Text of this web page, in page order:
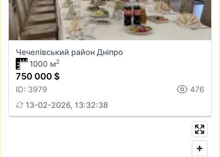
Чечелівський район Дніпро
1000 м2
750 000 $
ID: 3979
476
13-02-2026, 13:32:38